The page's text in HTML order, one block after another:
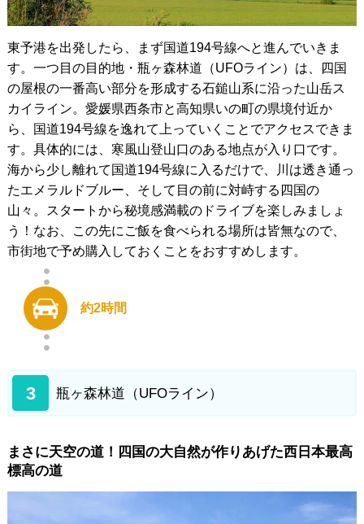
東予港を出発したら、まず国道194号線へと進んでいきま
す。一つ目の目的地・瓶ヶ森林道（UFOライン）は、四国
の屋根の一番高い部分を形成する石鎚山系に沿った山岳ス
カイライン。愛媛県西条市と高知県いの町の県境付近か
ら、国道194号線を逸れて上っていくことでアクセスできま
す。具体的には、寒風山登山口のある地点が入り口です。
海から少し離れて国道194号線に入るだけで、川は透き通っ
たエメラルドブルー、そして目の前に対峙する四国の
山々。スタートから秘境感満載のドライブを楽しみましょ
う！なお、この先にご飯を食べられる場所は皆無なので、
市街地で予め購入しておくことをおすすめします。
約2時間
3 瓶ヶ森林道（UFOライン）
まさに天空の道！四国の大自然が作りあげた西日本最高
標高の道